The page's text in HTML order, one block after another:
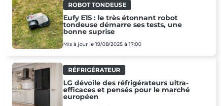
ROBOT TONDEUSE
Eufy E15 : le très étonnant robot
tondeuse démarre ses tests, une
bonne suprise
Mis à jour le 19/08/2025 à 17:00
RÉFRIGÉRATEUR
LG dévoile des réfrigérateurs ultra-
efficaces et pensés pour le marché
européen